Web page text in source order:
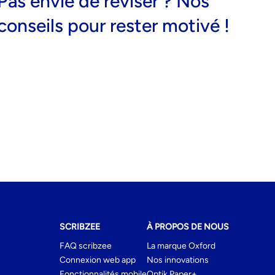
pour rester motivé !
SCRIBZEE
FAQ scribzee
Connexion web app
À PROPOS DE NOUS
La marque Oxford
Nos innovations